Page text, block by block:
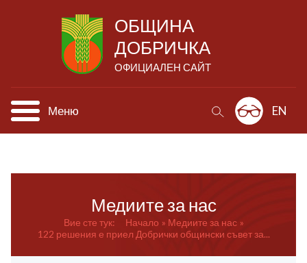
ОБЩИНА
ДОБРИЧКА
ОФИЦИАЛЕН САЙТ
Меню EN
Медиите за нас
Вие сте тук: Начало
Медиите за нас
122 решения е приел Добрички общински съвет за...